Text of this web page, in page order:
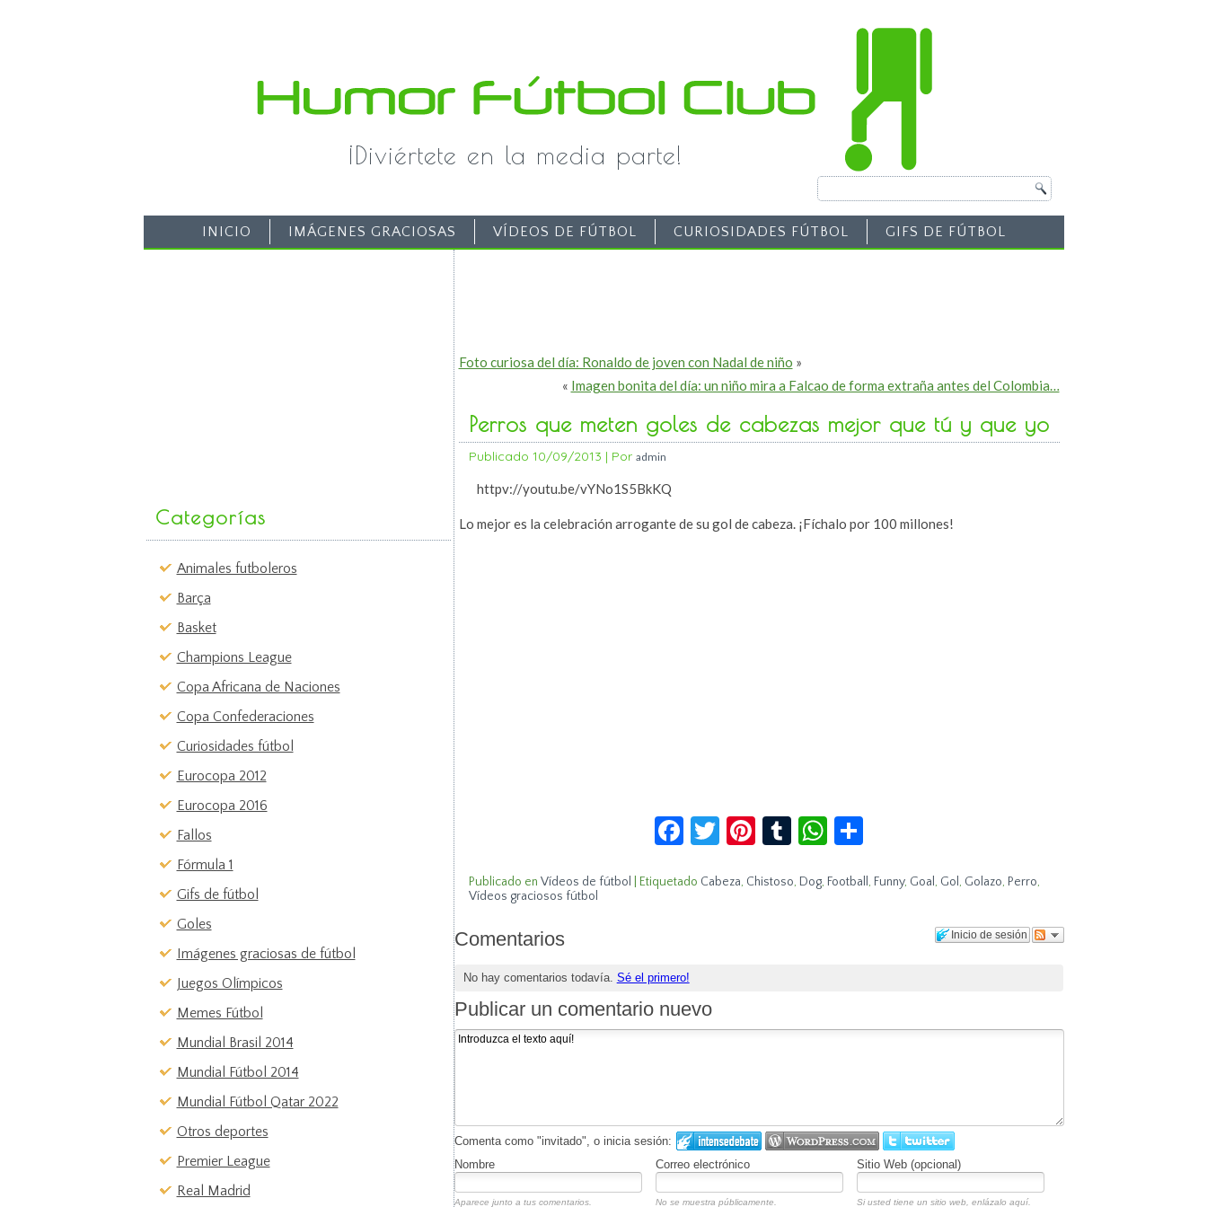
¡Diviértete en la media parte!
INICIO IMÁGENES GRACIOSAS VÍDEOS DE FÚTBOL CURIOSIDADES FÚTBOL GIFS DE FÚTBOL
Categorías
Animales futboleros
Barça
Basket
Champions League
Copa Africana de Naciones
Copa Confederaciones
Curiosidades fútbol
Eurocopa 2012
Eurocopa 2016
Fallos
Fórmula 1
Gifs de fútbol
Goles
Imágenes graciosas de fútbol
Juegos Olímpicos
Memes Fútbol
Mundial Brasil 2014
Mundial Fútbol 2014
Mundial Fútbol Qatar 2022
Otros deportes
Premier League
Real Madrid
Foto curiosa del día: Ronaldo de joven con Nadal de niño »
« Imagen bonita del día: un niño mira a Falcao de forma extraña antes del Colombia…
Perros que meten goles de cabezas mejor que tú y que yo
Publicado 10/09/2013 | Por admin
httpv://youtu.be/vYNo1S5BkKQ
Lo mejor es la celebración arrogante de su gol de cabeza. ¡Fíchalo por 100 millones!
Facebook
Twitter
Pinterest
TumblrWhatsApp
Publicado en Vídeos de fútbol Etiquetado Cabeza, Chistoso, Dog, Football , Funny, Goal , Gol , Golazo, Perro,
Vídeos graciosos fútbol
Inicio de sesión
Comentarios
No hay comentarios todavía. Sé el primero!
Publicar un comentario nuevo
Comenta como "invitado", o inicia sesión:
Nombre
Correo electrónico Sitio Web (opcional)
Aparece junto a tus comentarios. No se muestra públicamente. Si usted tiene un sitio web, enlázalo aquí.